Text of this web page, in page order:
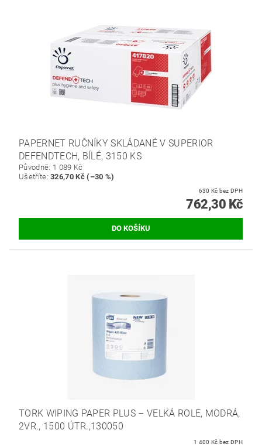
PAPERNET RUČNÍKY SKLÁDANÉ V SUPERIOR
DEFENDTECH, BÍLÉ, 3150 KS
Původně: 1 089 Kč
Ušetříte:326,70 Kč (–30 %)
630 Kč bez DPH
762,30 Kč
TORK WIPING PAPER PLUS – VELKÁ ROLE, MODRÁ,
2VR., 1500 ÚTR.,130050
1 400 Kč bez DPH